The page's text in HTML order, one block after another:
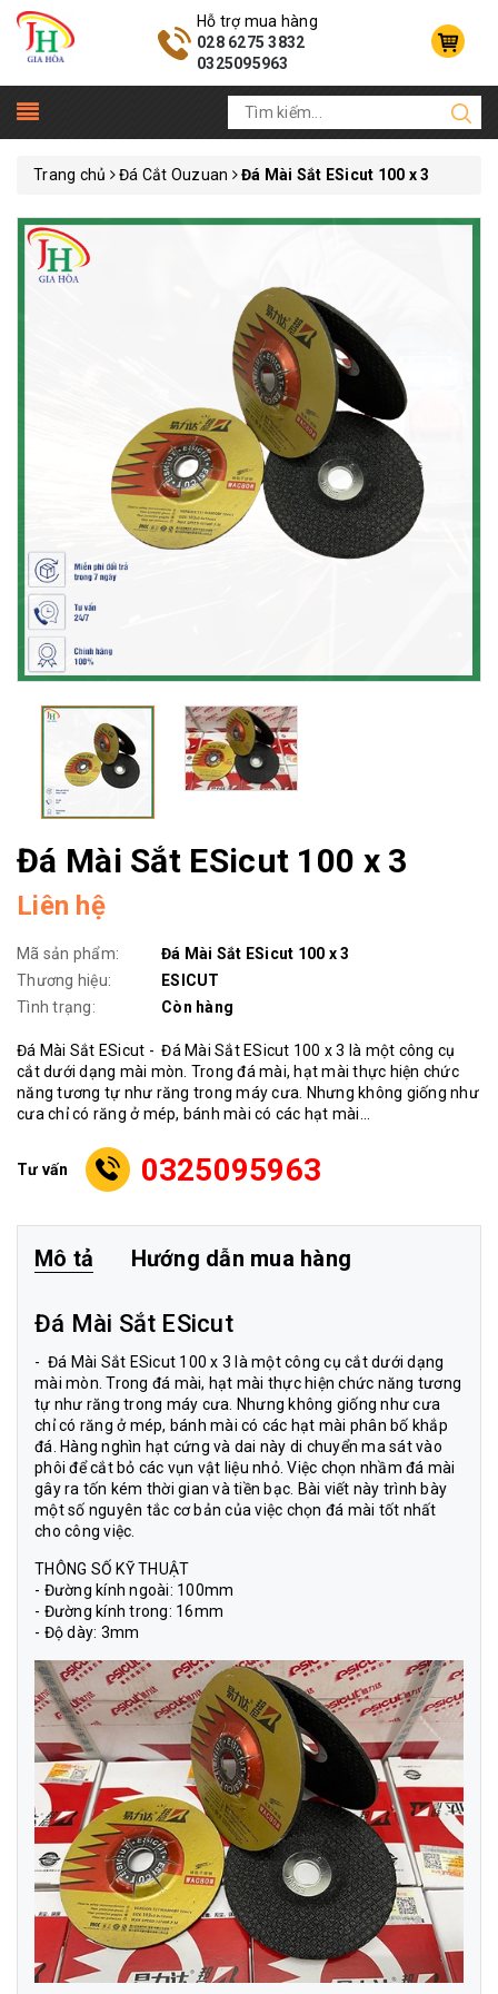
Hỗ trợ mua hàng
028 6275 3832
0325095963
Trang chủ Đá Cắt Ouzuan Đá Mài Sắt ESicut 100 x 3
Đá Mài Sắt ESicut 100 x 3
Liên hệ
Mã sản phẩm:
Đá Mài Sắt ESicut 100 x 3
Thương hiệu:
ESICUT
Tình trạng:
Còn hàng
Đá Mài Sắt ESicut - Đá Mài Sắt ESicut 100 x 3 là một công cụ
cắt dưới dạng mài mòn. Trong đá mài, hạt mài thực hiện chức
năng tương tự như răng trong máy cưa. Nhưng không giống như
cưa chỉ có răng ở mép, bánh mài có các hạt mài...
Tư vấn 0325095963
Mô tả Hướng dẫn mua hàng
Đá Mài Sắt ESicut
- Đá Mài Sắt ESicut 100 x 3 là một công cụ cắt dưới dạng
mài mòn. Trong đá mài, hạt mài thực hiện chức năng tương
tự như răng trong máy cưa. Nhưng không giống như cưa
chỉ có răng ở mép, bánh mài có các hạt mài phân bố khắp
đá. Hàng nghìn hạt cứng và dai này di chuyển ma sát vào
phôi để cắt bỏ các vụn vật liệu nhỏ. Việc chọn nhầm đá mài
gây ra tốn kém thời gian và tiền bạc. Bài viết này trình bày
một số nguyên tắc cơ bản của việc chọn đá mài tốt nhất
cho công việc.
THÔNG SỐ KỸ THUẬT
- Đường kính ngoài: 100mm
- Đường kính trong: 16mm
- Độ dày: 3mm